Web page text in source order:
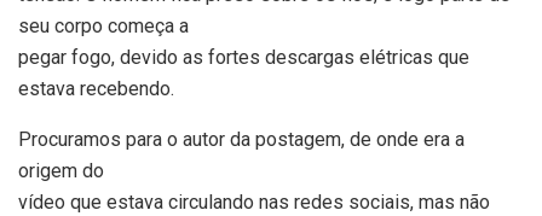
seu corpo começa a
pegar fogo, devido as fortes descargas elétricas que
estava recebendo.
Procuramos para o autor da postagem, de onde era a
origem do
vídeo que estava circulando nas redes sociais, mas não